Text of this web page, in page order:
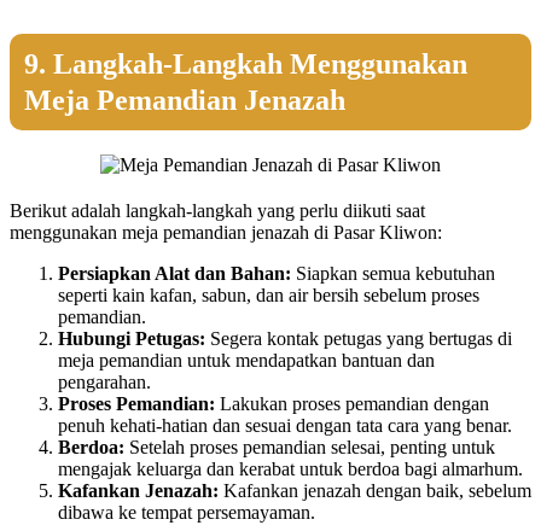
9. Langkah-Langkah Menggunakan
Meja Pemandian Jenazah
Berikut adalah langkah-langkah yang perlu diikuti saat
menggunakan meja pemandian jenazah di Pasar Kliwon:
Persiapkan Alat dan Bahan: Siapkan semua kebutuhan
seperti kain kafan, sabun, dan air bersih sebelum proses
pemandian.
Hubungi Petugas: Segera kontak petugas yang bertugas di
meja pemandian untuk mendapatkan bantuan dan
pengarahan.
Proses Pemandian: Lakukan proses pemandian dengan
penuh kehati-hatian dan sesuai dengan tata cara yang benar.
Berdoa: Setelah proses pemandian selesai, penting untuk
mengajak keluarga dan kerabat untuk berdoa bagi almarhum.
Kafankan Jenazah: Kafankan jenazah dengan baik, sebelum
dibawa ke tempat persemayaman.